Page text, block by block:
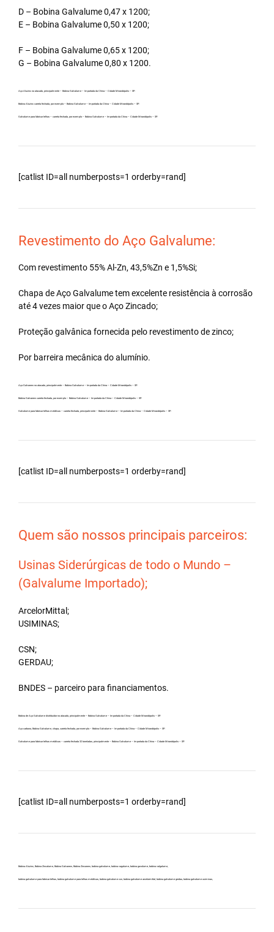
D – Bobina Galvalume 0,47 x 1200;
E – Bobina Galvalume 0,50 x 1200;
F – Bobina Galvalume 0,65 x 1200;
G – Bobina Galvalume 0,80 x 1200.
Aço Aluzinc no atacado, principalmente – Bobina Galvalume – Importada da China – Cidade Mirandópolis – SP.
Bobina Aluzinc carreta fechada, por exemplo – Bobina Galvalume – Importada da China – Cidade Mirandópolis – SP.
Galvalume para fabricar telhas – carreta fechada, por exemplo – Bobina Galvalume – Importada da China – Cidade Mirandópolis – SP.
[catlist ID=all numberposts=1 orderby=rand]
Revestimento do Aço Galvalume:
Com revestimento 55% Al-Zn, 43,5%Zn e 1,5%Si;
Chapa de Aço Galvalume tem excelente resistência à corrosão
até 4 vezes maior que o Aço Zincado;
Proteção galvânica fornecida pelo revestimento de zinco;
Por barreira mecânica do alumínio.
Aço Galvanew no atacado, principalmente – Bobina Galvalume – Importada da China – Cidade Mirandópolis – SP.
Bobina Galvanew carreta fechada, por exemplo – Bobina Galvalume – Importada da China – Cidade Mirandópolis – SP.
Galvalume para fabricar telhas metálicas – carreta fechada, principalmente – Bobina Galvalume – Importada da China – Cidade Mirandópolis – SP.
[catlist ID=all numberposts=1 orderby=rand]
Quem são nossos principais parceiros:
Usinas Siderúrgicas de todo o Mundo –
(Galvalume Importado);
ArcelorMittal;
USIMINAS;
CSN;
GERDAU;
BNDES – parceiro para financiamentos.
Bobina de Aço Galvalume distribuidor no atacado, principalmente – Bobina Galvalume – Importada da China – Cidade Mirandópolis – SP.
Aço carbono, Bobina Galvalume, chapa, carreta fechada, por exemplo – Bobina Galvalume – Importada da China – Cidade Mirandópolis – SP.
Galvalume para fabricar telhas metálicas – carreta fechada 32 toneladas, principalmente – Bobina Galvalume – Importada da China – Cidade Mirandópolis – SP.
[catlist ID=all numberposts=1 orderby=rand]
Bobina Aluzinc, Bobina Zincalume, Bobina Galvanew, Bobina Zincanew, bobina galvolume, bobina vagalume, bobina gavolume, bobina valgalume,
bobina galvalume para fabricar telhas, bobina galvalume para telhas metálicas, bobina galvalume csn, bobina galvalume arcelormittal, bobina galvalume gerdau, bobina galvalume usiminas,